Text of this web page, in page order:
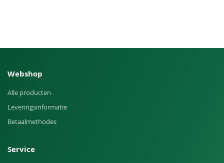
Webshop
Alle producten
Leveringsinformatie
Betaalmethodes
Service